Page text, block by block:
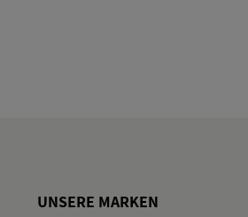
UN­SE­RE MAR­KEN